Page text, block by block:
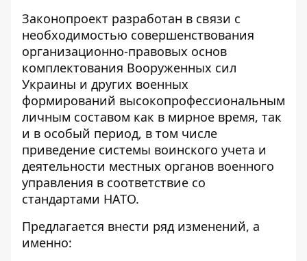
Законопроект разработан в связи с
необходимостью совершенствования
организационно-правовых основ
комплектования Вооруженных сил
Украины и других военных
формирований высокопрофессиональным
личным составом как в мирное время, так
и в особый период, в том числе
приведение системы воинского учета и
деятельности местных органов военного
управления в соответствие со
стандартами НАТО.
Предлагается внести ряд изменений, а
именно: